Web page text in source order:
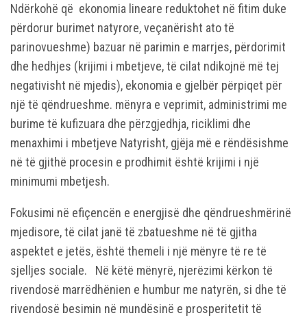
Ndërkohë që ekonomia lineare reduktohet në fitim duke
përdorur burimet natyrore, veçanërisht ato të
parinovueshme) bazuar në parimin e marrjes, përdorimit
dhe hedhjes (krijimi i mbetjeve, të cilat ndikojnë më tej
negativisht në mjedis), ekonomia e gjelbër përpiqet për
një të qëndrueshme. mënyra e veprimit, administrimi me
burime të kufizuara dhe përzgjedhja, riciklimi dhe
menaxhimi i mbetjeve Natyrisht, gjëja më e rëndësishme
në të gjithë procesin e prodhimit është krijimi i një
minimumi mbetjesh.
Fokusimi në efiçencën e energjisë dhe qëndrueshmërinë
mjedisore, të cilat janë të zbatueshme në të gjitha
aspektet e jetës, është themeli i një mënyre të re të
sjelljes sociale. Në këtë mënyrë, njerëzimi kërkon të
rivendosë marrëdhënien e humbur me natyrën, si dhe të
rivendosë besimin në mundësinë e prosperitetit të